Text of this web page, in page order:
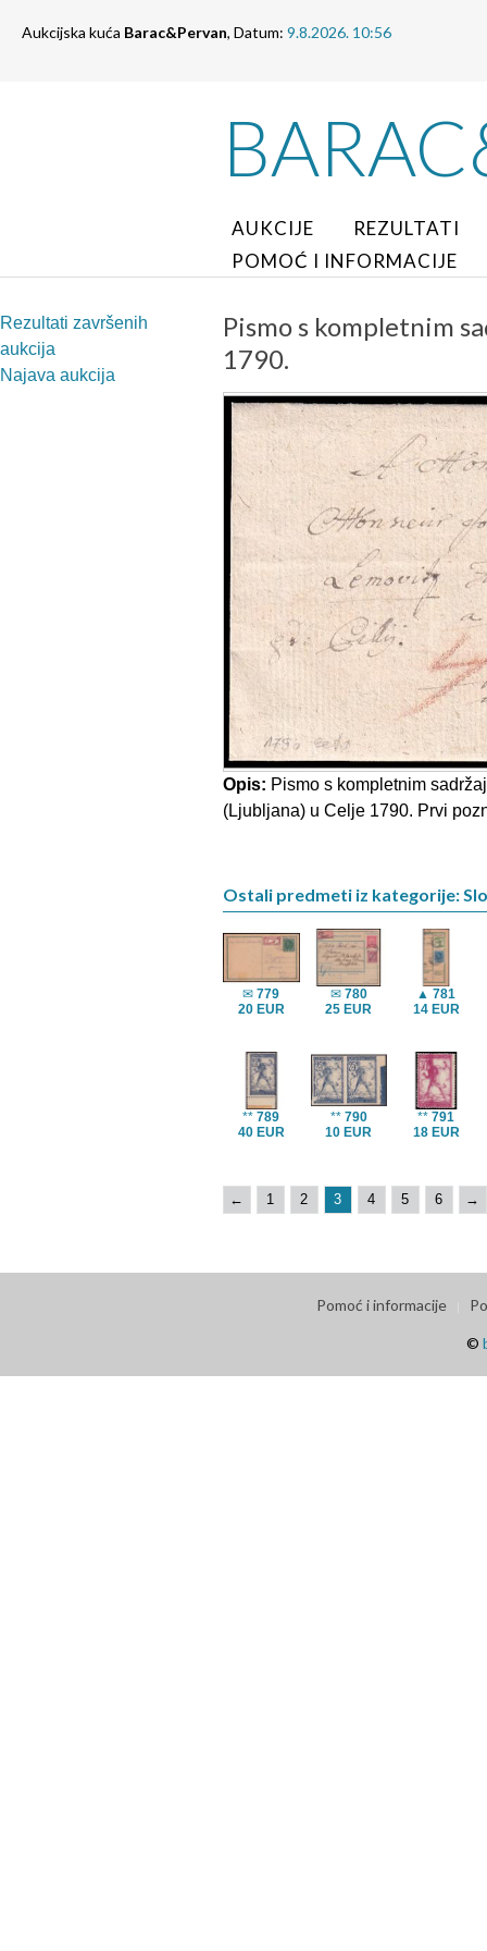
Aukcijska kuća Barac&Pervan, Datum: 9.8.2026. 10:56
AUKCIJE
REZULTATI
POMOĆ I INFORMACIJE
Rezultati završenih
aukcija
Najava aukcija
Pismo s kompletnim
1790.
Opis: Pismo s kompletnim
(Ljubljana) u Celje 1790. Prvi
Ostali predmeti iz kategorije:
✉779
20 EUR
✉ 780
25 EUR
▲781
14 EUR
**789
40 EUR
** 790
10 EUR
**791
18 EUR
← 1 2 3 4 5 6 →
Pomoć i informacije
©